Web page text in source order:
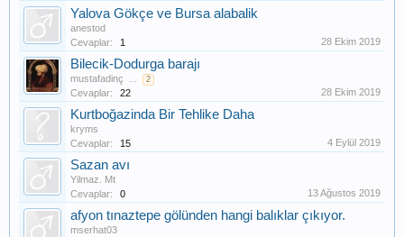
Yalova Gökçe ve Bursa alabalik
anestod
Cevaplar:
1 28 Ekim 2019
Bilecik-Dodurga barajı
mustafadinç ... 2
Cevaplar: 22 28 Ekim 2019
Kurtboğazinda Bir Tehlike Daha
kryms
Cevaplar:
15 4 Eylül 2019
Sazan avı
Yilmaz. Mt
Cevaplar:
0 13 Ağustos 2019
afyon tınaztepe gölünden hangi balıklar çıkıyor.
mserhat03